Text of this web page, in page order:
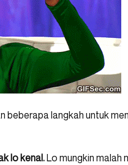
beberapa langkah untuk
lo kenal.Lo mungkin malah